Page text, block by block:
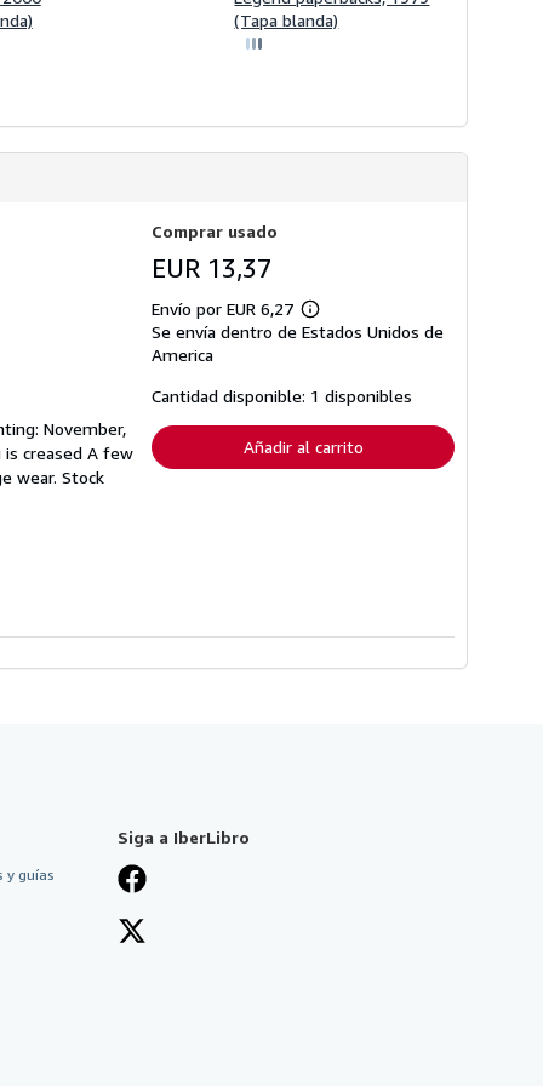
(Tapa blanda)
November,
is creased A few
wear. Stock
Comprar usado
EUR 13,37
Envío por EUR 6,27
Más
información
tarifas
de
envío
Se envía dentro de Estados Unidos de
America
Cantidad disponible: 1 disponibles
Añadir al carrito
y guías
Siga a IberLibro